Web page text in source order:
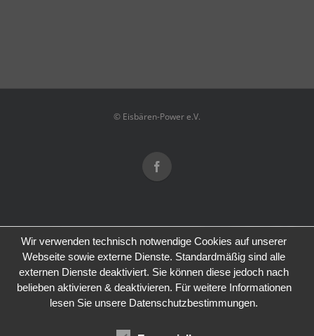
© Eisbären-Power e.V.
Wir verwenden technisch notwendige Cookies auf unserer
Webseite sowie externe Dienste. Standardmäßig sind alle
externen Dienste deaktiviert. Sie können diese jedoch nach
belieben aktivieren & deaktivieren. Für weitere Informationen
lesen Sie unsere Datenschutzbestimmungen.